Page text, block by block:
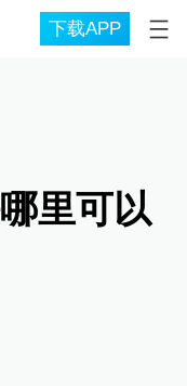
下载APP
里可以